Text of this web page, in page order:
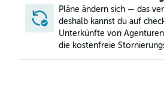
Pläne ändern sich — das
deshalb kannst du auf
Unterkünfte von
die kostenfreie